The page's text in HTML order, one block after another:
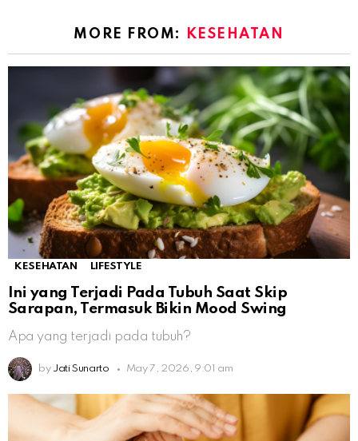
MORE FROM: KESEHATAN
KESEHATAN LIFESTYLE
Ini yang Terjadi Pada Tubuh Saat Skip
Sarapan, Termasuk Bikin Mood Swing
Apa yang terjadi pada tubuh?
by Jati Sunarto May 7, 2026, 9:01 am